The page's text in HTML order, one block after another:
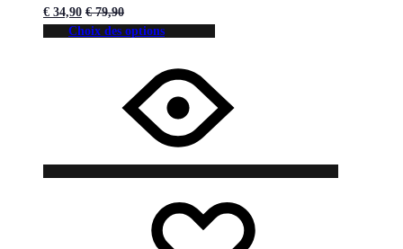
€ 34,90 €79,90
Choix des options